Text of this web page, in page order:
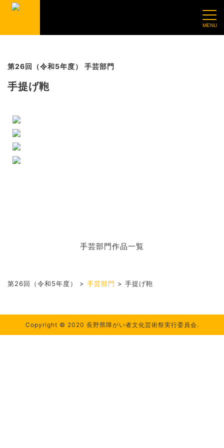
第26回（令和5年度） 手芸部門
手提げ鞄
手芸部門作品一覧
第26回（令和5年度） > 手芸部門 > 手提げ鞄
Copyright © 2020 長野県障がい者文化芸術祭実行委員会.